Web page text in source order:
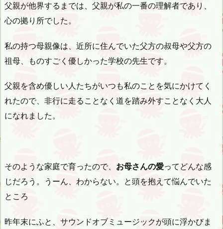
父親が他界するまでは、父親が私の一番の理解者であり、
心の拠り所でした。
私の持つ母親像は、近所に住んでいた父方の叔母や父方の
祖母、ものすごく優しかった学校の先生です。
父親を含め優しい人たちがいつも私のことを気にかけてく
れたので、非行に走ることなく道を踏み外すことなく大人
になれました。
そのような家庭で育ったので、 お母さんの愛ってどんな感
じだろう。うーん、わからない。と頭を抱えて悩んでいた
ところ
昨年末にふと、サウンドオブミュージックが頭に浮かびま